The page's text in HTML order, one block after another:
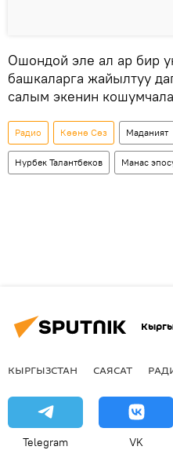
Ошондой эле ал ар бир
башкаларга жайылтуу
салым экенин
Радио Көөнө Сөз Маданият
Нурбек Талантбеков Манас
КЫРГЫЗСТАН САЯСАТ
Telegram VK